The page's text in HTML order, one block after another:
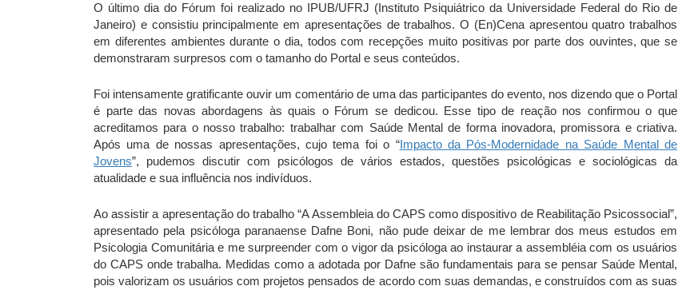
O último dia do Fórum foi realizado no IPUB/UFRJ (Instituto Psiquiátrico da Universidade Federal do Rio de
Janeiro) e consistiu principalmente em apresentações de trabalhos. O (En)Cena apresentou quatro trabalhos
em diferentes ambientes durante o dia, todos com recepções muito positivas por parte dos ouvintes, que se
demonstraram surpresos com o tamanho do Portal e seus conteúdos.
Foi intensamente gratificante ouvir um comentário de uma das participantes do evento, nos dizendo que o Portal
é parte das novas abordagens às quais o Fórum se dedicou. Esse tipo de reação nos confirmou o que
acreditamos para o nosso trabalho: trabalhar com Saúde Mental de forma inovadora, promissora e criativa.
Após uma de nossas apresentações, cujo tema foi o “Impacto da Pós-Modernidade na Saúde Mental de
Jovens”, pudemos discutir com psicólogos de vários estados, questões psicológicas e sociológicas da
atualidade e sua influência nos indivíduos.
Ao assistir a apresentação do trabalho “A Assembleia do CAPS como dispositivo de Reabilitação Psicossocial”,
apresentado pela psicóloga paranaense Dafne Boni, não pude deixar de me lembrar dos meus estudos em
Psicologia Comunitária e me surpreender com o vigor da psicóloga ao instaurar a assembléia com os usuários
do CAPS onde trabalha. Medidas como a adotada por Dafne são fundamentais para se pensar Saúde Mental,
pois valorizam os usuários com projetos pensados de acordo com suas demandas, e construídos com as suas